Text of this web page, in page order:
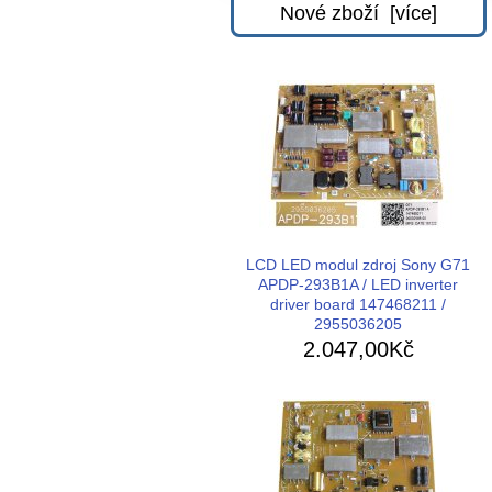
Nové zboží [více]
LCD LED modul zdroj Sony G71
APDP-293B1A / LED inverter
driver board 147468211 /
2955036205
2.047,00Kč